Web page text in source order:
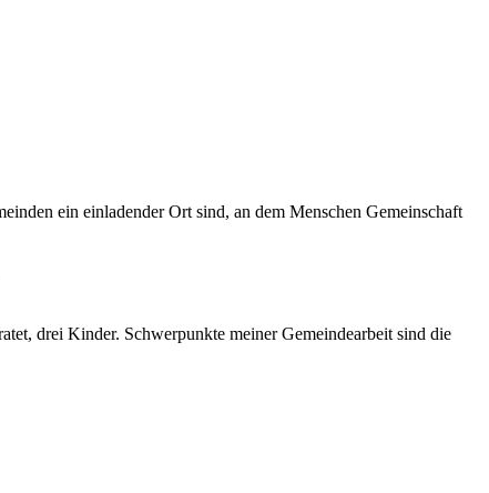
ein einladender Ort sind, an dem Menschen Gemeinschaft
drei Kinder. Schwerpunkte meiner Gemeindearbeit sind die